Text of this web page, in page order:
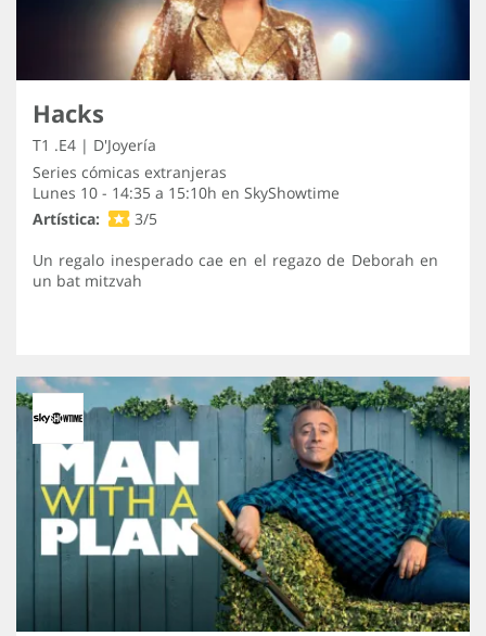
Hacks
T1 .E4 | D'Joyería
Series cómicas extranjeras
Lunes 10 - 14:35 a 15:10h en SkyShowtime
Artística:
3/5
Un regalo inesperado cae en el regazo de Deborah en
un bat mitzvah